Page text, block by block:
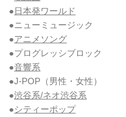
●日本発ワールド
●ニューミュージック
●アニメソング
●プログレッシブロック
●音響系
●J-POP（男性・女性）
●渋谷系/ネオ渋谷系
●シティーポップ